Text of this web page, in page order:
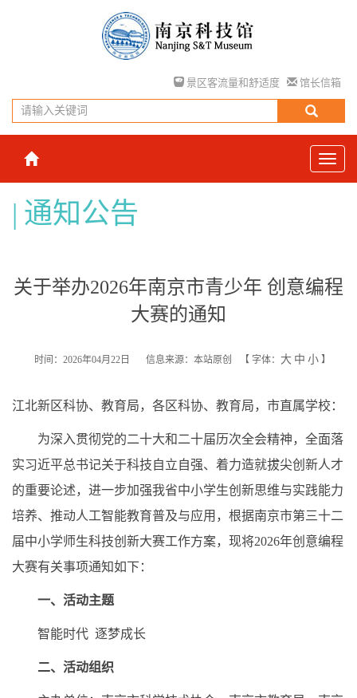
景区客流量和舒适度 馆长信箱
通知公告
关于举办2026年南京市青少年 创意编程
大赛的通知
时间：2026年04月22日 信息来源：本站原创 【 字体： 大 中 小 】
江北新区科协、教育局，各区科协、教育局，市直属学校：
为深入贯彻党的二十大和二十届历次全会精神，全面落
实习近平总书记关于科技自立自强、着力造就拔尖创新人才
的重要论述，进一步加强我省中小学生创新思维与实践能力
培养、推动人工智能教育普及与应用，根据南京市第三十二
届中小学师生科技创新大赛工作方案，现将2026年创意编程
大赛有关事项通知如下：
一、活动主题
智能时代 逐梦成长
二、活动组织